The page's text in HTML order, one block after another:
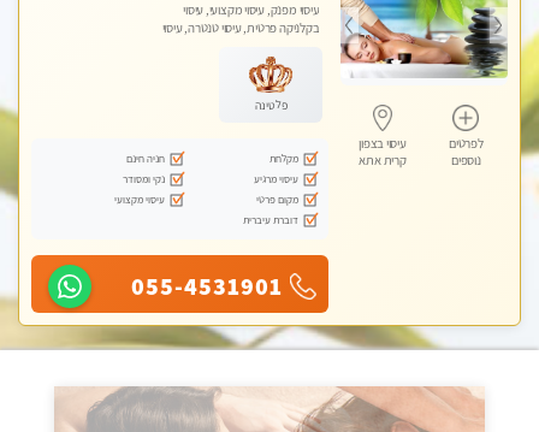
לפרטים
נוספים
עיסוי בצפון
קרית אתא
עיסוי מפנק, עיסוי מקצועי, עיסוי
בקלניקה פרטית, עיסוי טנטרה, עיסוי
פלטינה
מקלחת
חניה חינם
עיסוי מרגיע
נקי ומסודר
מקום פרטי
עיסוי מקצועי
דוברת עיברית
055-4531901